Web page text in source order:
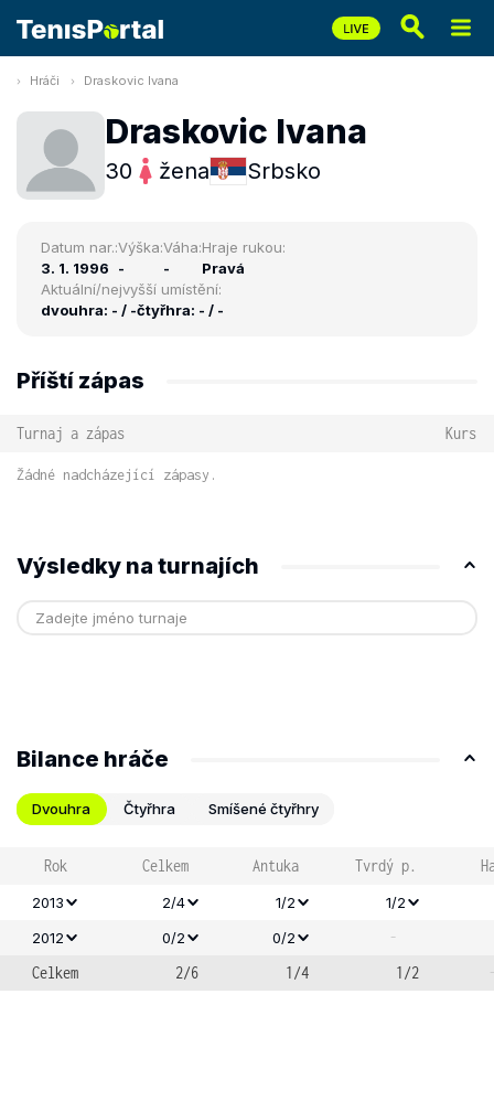
Hráči Draskovic Ivana
Draskovic Ivana
30 žena Srbsko
Datum nar.:
3. 1. 1996
Výška:
-
Váha:
-
Hraje rukou:
Pravá
Aktuální/nejvyšší umístění:
dvouhra: - / -čtyřhra: - / -
Příští zápas
Turnaj a zápas Kurs
Žádné nadcházející zápasy.
Výsledky na turnajích
Bilance hráče
Dvouhra Čtyřhra Smíšené čtyřhry
Rok Celkem Antuka Tvrdý p.
2013 2/4 1/2
1/2
2012
0/2 0/2
-
Celkem
2/6 1/4 1/2